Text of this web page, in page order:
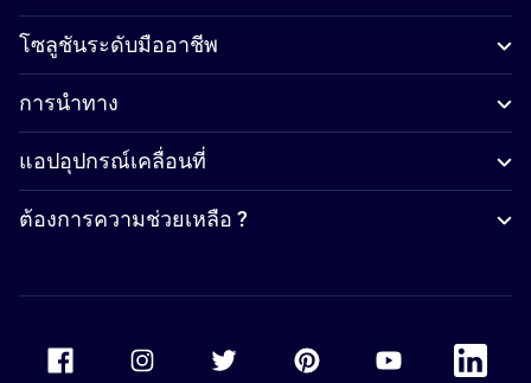
โซลูชันระดับมืออาชีพ
การนำทาง
แอปอุปกรณ์เคลื่อนที่
ต้องการความช่วยเหลือ ?
Accor Facebook Accor TwitterAccor PinterestAccor Youtube
Accor